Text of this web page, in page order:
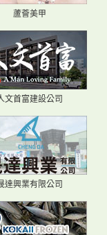
蘆薈美甲
文首富建設公司
達興業有限公司